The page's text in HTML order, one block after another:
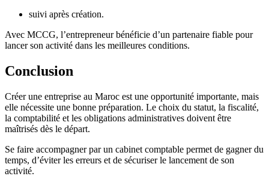
suivi après création.
Avec MCCG, l’entrepreneur bénéficie d’un partenaire fiable pour
lancer son activité dans les meilleures conditions.
Conclusion
Créer une entreprise au Maroc est une opportunité importante, mais
elle nécessite une bonne préparation. Le choix du statut, la fiscalité,
la comptabilité et les obligations administratives doivent être
maîtrisés dès le départ.
Se faire accompagner par un cabinet comptable permet de gagner du
temps, d’éviter les erreurs et de sécuriser le lancement de son
activité.